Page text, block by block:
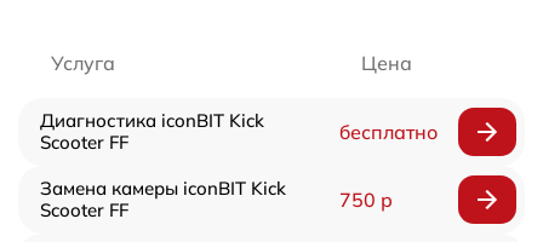
Услуга Цена
Диагностика iconBIT Kick
Scooter FF
бесплатно
Замена камеры iconBIT Kick
Scooter FF
750 р